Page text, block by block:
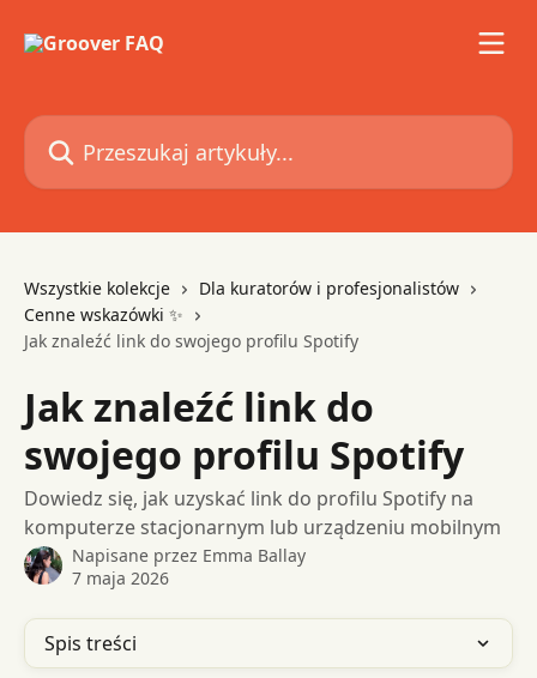
Przeszukaj artykuły...
Wszystkie kolekcje
Dla kuratorów i profesjonalistów
Cenne wskazówki ✨
Jak znaleźć link do swojego profilu Spotify
Jak znaleźć link do
swojego profilu Spotify
Dowiedz się, jak uzyskać link do profilu Spotify na
komputerze stacjonarnym lub urządzeniu mobilnym
Napisane przez Emma Ballay
7 maja 2026
Spis treści